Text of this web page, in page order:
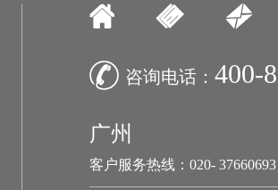
咨询电话： 400-
广州
客户服务热线：020- 37660693